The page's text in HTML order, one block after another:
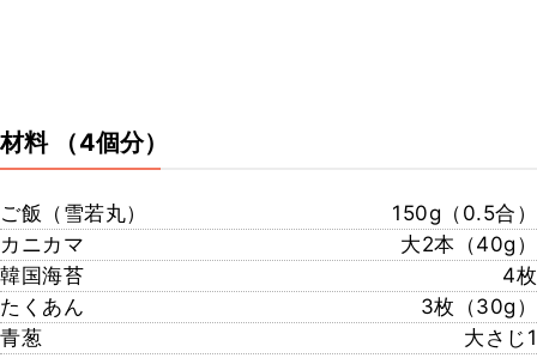
材料 （4個分）
ご飯（雪若丸）
150g（0.5合）
カニカマ
大2本（40g）
韓国海苔
4枚
たくあん
3枚（30g）
青葱
大さじ1